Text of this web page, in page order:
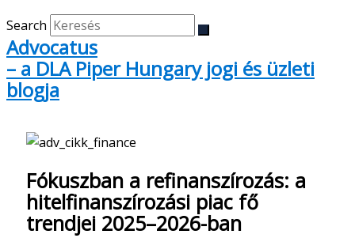
Search
Advocatus
– a DLA Piper Hungary jogi és üzleti
blogja
Fókuszban a refinanszírozás: a
hitelfinanszírozási piac fő
trendjei 2025–2026-ban